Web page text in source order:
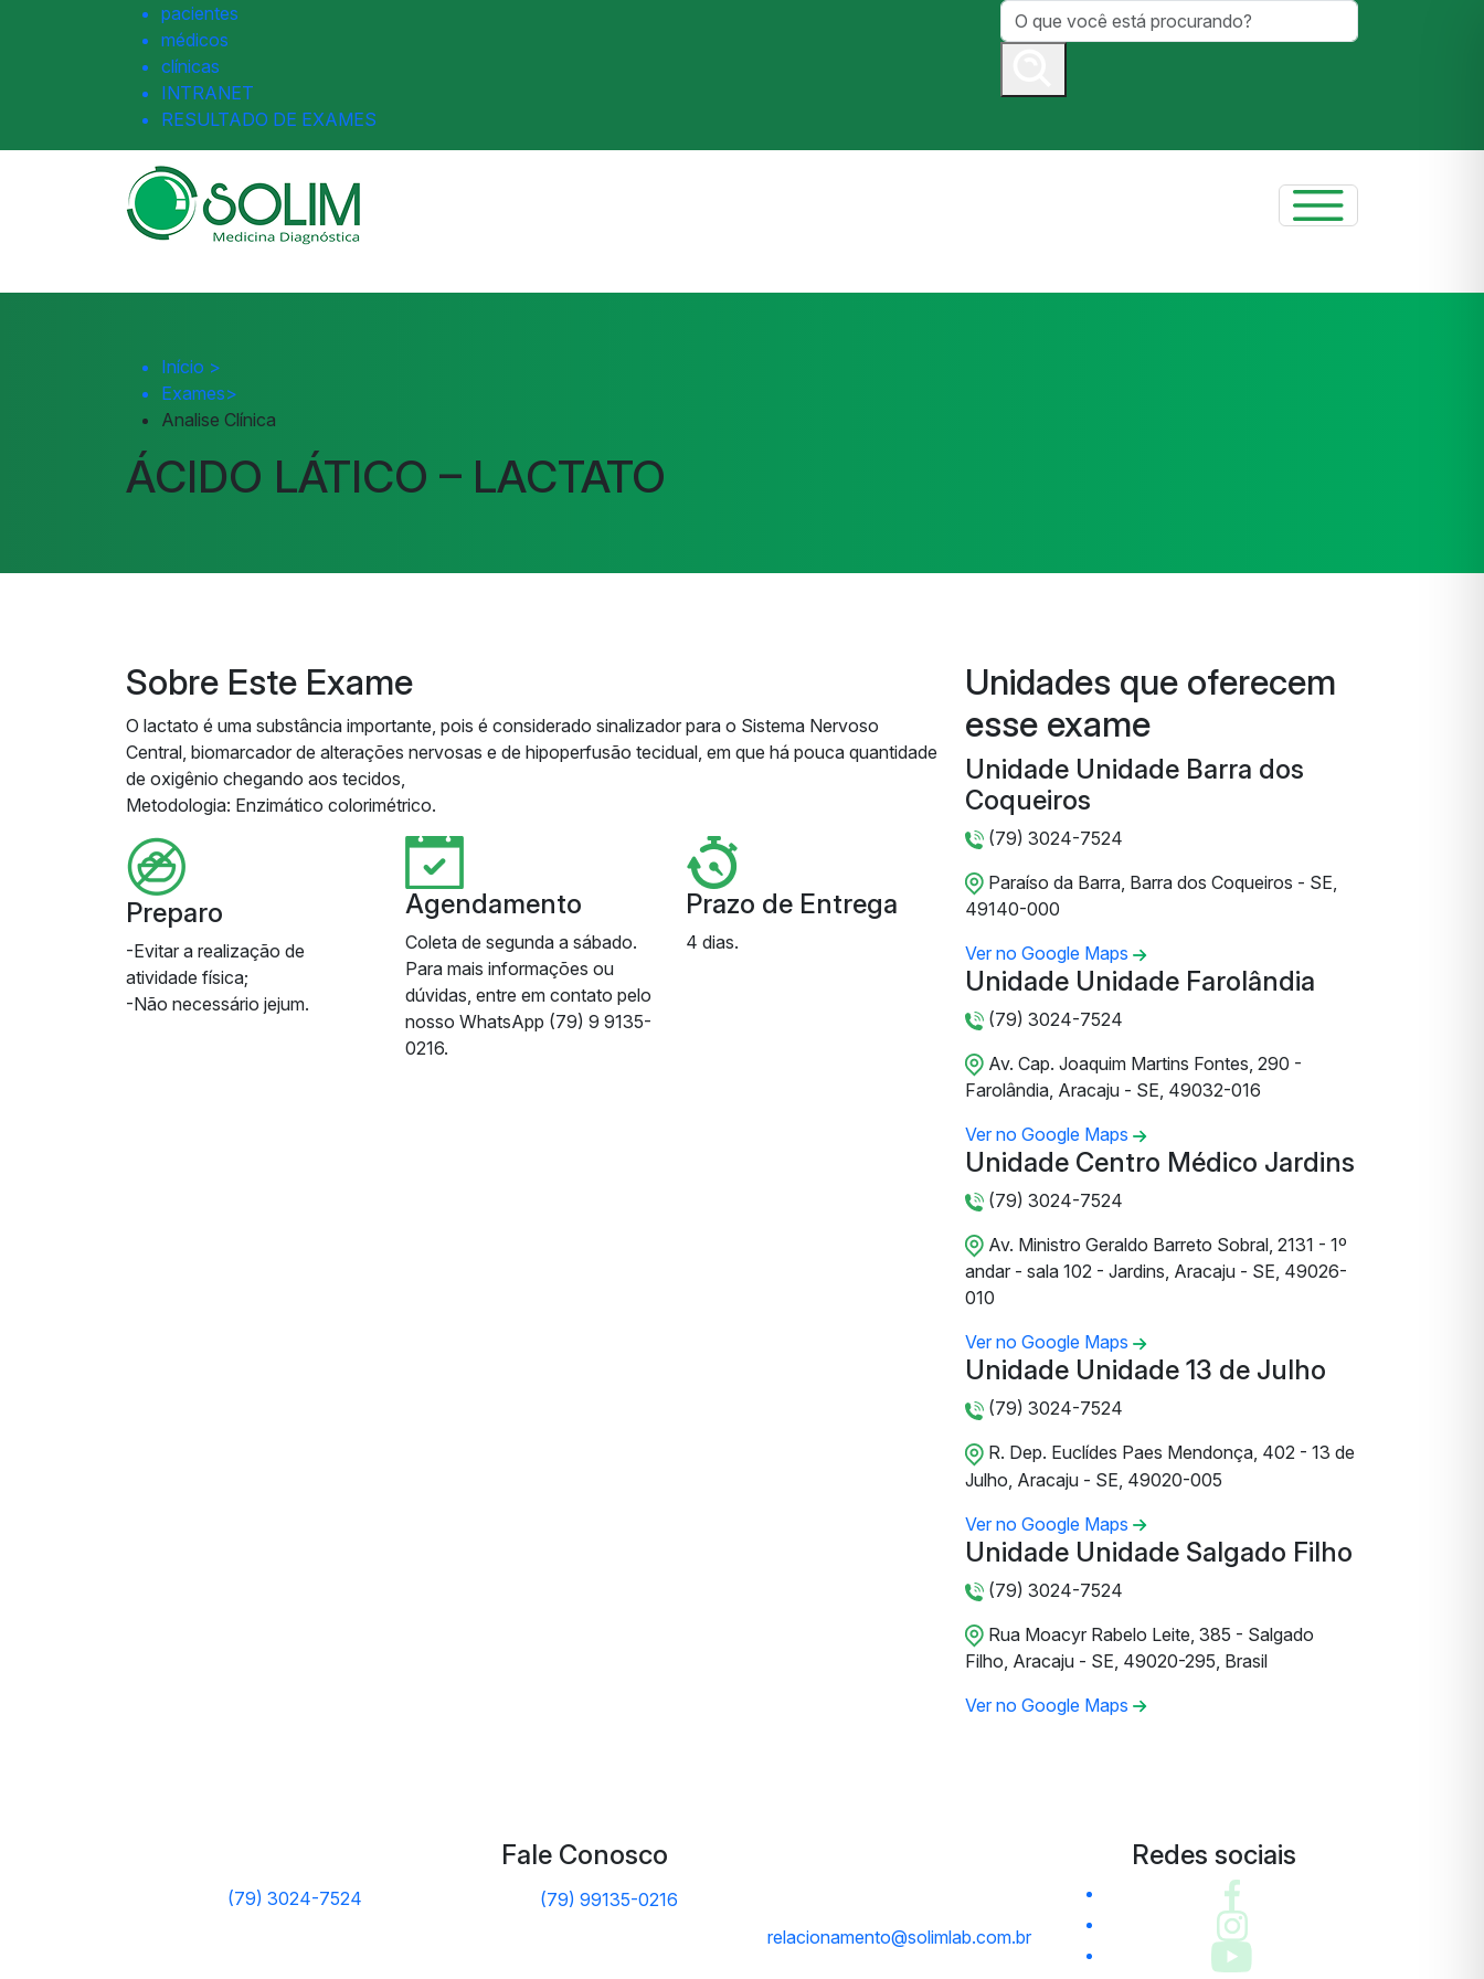
pacientes
médicos
clínicas
INTRANET
RESULTADO DE EXAMES
Início >
Exames>
Analise Clínica
ÁCIDO LÁTICO – LACTATO
Sobre Este Exame
O lactato é uma substância importante, pois é considerado sinalizador para o Sistema Nervoso
Central, biomarcador de alterações nervosas e de hipoperfusão tecidual, em que há pouca quantidade
de oxigênio chegando aos tecidos,
Metodologia: Enzimático colorimétrico.
Preparo
-Evitar a realização de
atividade física;
-Não necessário jejum.
Agendamento
Coleta de segunda a sábado.
Para mais informações ou
dúvidas, entre em contato pelo
nosso WhatsApp (79) 9 9135-
0216.
Prazo de Entrega
4 dias.
Unidades que oferecem
esse exame
Unidade Unidade Barra dos
Coqueiros
(79) 3024-7524
Paraíso da Barra, Barra dos Coqueiros - SE,
49140-000
Ver no Google Maps
Unidade Unidade Farolândia
(79) 3024-7524
Av. Cap. Joaquim Martins Fontes, 290 -
Farolândia, Aracaju - SE, 49032-016
Ver no Google Maps
Unidade Centro Médico Jardins
(79) 3024-7524
Av. Ministro Geraldo Barreto Sobral, 2131 - 1º
andar - sala 102 - Jardins, Aracaju - SE, 49026-
010
Ver no Google Maps
Unidade Unidade 13 de Julho
(79) 3024-7524
R. Dep. Euclídes Paes Mendonça, 402 - 13 de
Julho, Aracaju - SE, 49020-005
Ver no Google Maps
Unidade Unidade Salgado Filho
(79) 3024-7524
Rua Moacyr Rabelo Leite, 385 - Salgado
Filho, Aracaju - SE, 49020-295, Brasil
Ver no Google Maps
Fale Conosco
(79) 3024-7524
(79) 99135-0216
relacionamento@solimlab.com.br
Redes sociais